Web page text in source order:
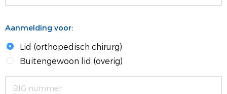
Aanmelding voor:
Lid (orthopedisch chirurg)
Buitengewoon lid (overig)